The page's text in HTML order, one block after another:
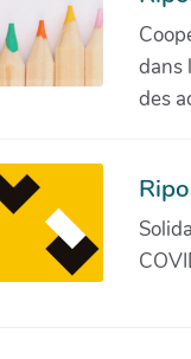
dans
des